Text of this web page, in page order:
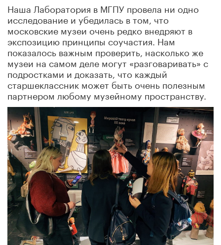
Наша Лаборатория в МГПУ провела ни одно
исследование и убедилась в том, что
московские музеи очень редко внедряют в
экспозицию принципы соучастия. Нам
показалось важным проверить, насколько же
музеи на самом деле могут «разговаривать» с
подростками и доказать, что каждый
старшеклассник может быть очень полезным
партнером любому музейному пространству.